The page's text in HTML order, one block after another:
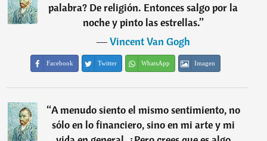
palabra? De religión. Entonces salgo por la
noche y pinto las estrellas.”
―Vincent Van Gogh
Facebook Twitter WhatsApp Imagen
“A menudo siento el mismo sentimiento, no
sólo en lo financiero, sino en mi arte y mi